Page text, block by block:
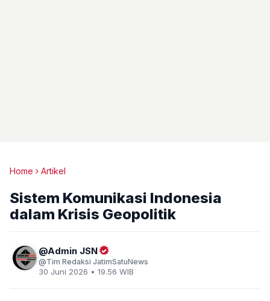
Home Artikel
Sistem Komunikasi Indonesia
dalam Krisis Geopolitik
Admin JSN
Tim Redaksi JatimSatuNews
30 Juni 2026 • 19.56 WIB